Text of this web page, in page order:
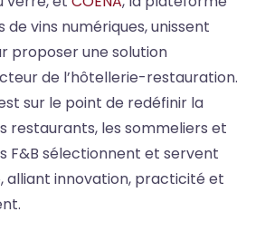
vins numériques, unissent
proposer une solution
de l’hôtellerie-restauration.
sur le point de redéfinir la
restaurants, les sommeliers et
F&B sélectionnent et servent
alliant innovation, practicité et